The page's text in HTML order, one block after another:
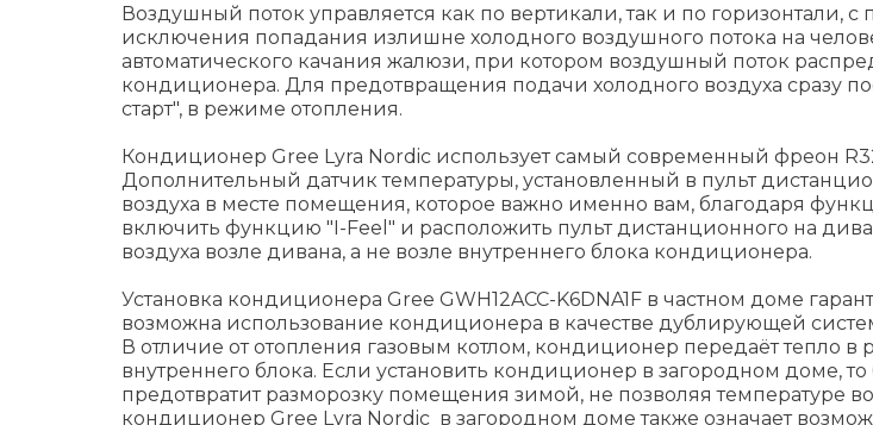
Воздушный поток управляется как по вертикали, так и по горизонтали,
исключения попадания излишне холодного воздушного потока на
автоматического качания жалюзи, при котором воздушный поток
кондиционера. Для предотвращения подачи холодного воздуха
старт", в режиме отопления.
Кондиционер Gree Lyra Nordic использует самый современный фреон
Дополнительный датчик температуры, установленный в пульт
воздуха в месте помещения, которое важно именно вам, благодаря
включить функцию "I-Feel" и расположить пульт дистанционного на
воздуха возле дивана, а не возле внутреннего блока кондиционера.
Установка кондиционера Gree GWH12ACC-K6DNA1F в частном доме
возможна использование кондиционера в качестве дублирующей
В отличие от отопления газовым котлом, кондиционер передаёт тепло в
внутреннего блока. Если установить кондиционер в загородном доме,
предотвратит разморозку помещения зимой, не позволяя температуре
кондиционер Gree Lyra Nordic в загородном доме также означает